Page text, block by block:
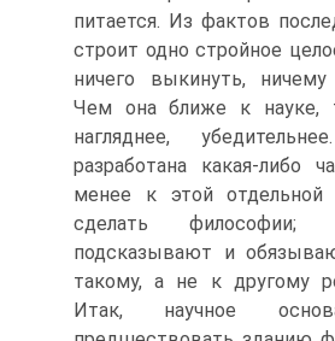
питается. Из фактов
строит одно стройное
ничего выкинуть, ничему
Чем она ближе к науке,
нагляднее,
разработана какая-либо
менее к этой отдельной
сделать
подсказывают и
такому, а не к другому
Итак, научное